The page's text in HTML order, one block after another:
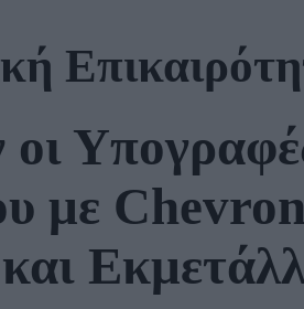
με